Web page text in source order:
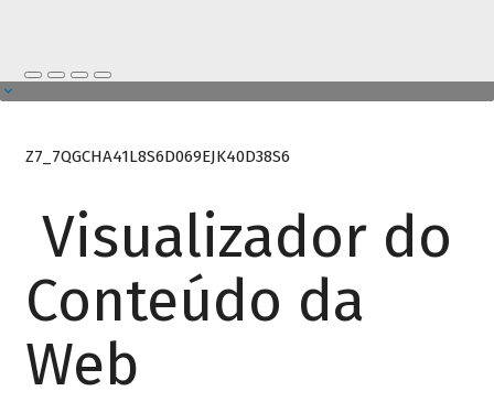
Z7_7QGCHA41L8S6D069EJK40D38S6
Visualizador do
Conteúdo da
Web